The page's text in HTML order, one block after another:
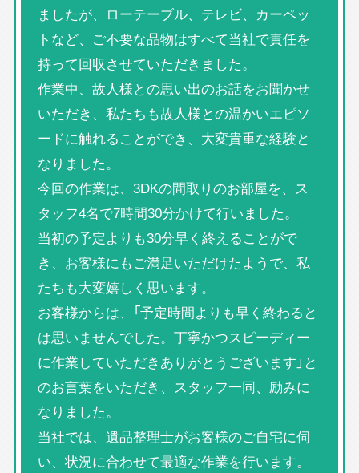
ましたが、ローテーブル、テレビ、カーペッ
トなど、ご不要な品物はすべて当社で責任を
持って回収させていただきました。
作業中、故人様との思い出のお話をお聞かせ
いただき、私たちも故人様との温かいエピソ
ードに触れることができ、大変貴重な経験と
なりました。
今回の作業は、3DKの間取りのお部屋を、ス
タッフ4名で7時間30分かけて行いました。
当初の予定よりも30分早く終えることがで
き、お客様にもご満足いただけたようで、私
たちも大変嬉しく思います。
お客様からは、「予定時間よりも早く終わると
は思いませんでした。丁寧かつスピーディー
に作業していただきありがとうございます」と
のお言葉をいただき、スタッフ一同、励みに
なりました。
当社では、遺品整理士がお客様のご自宅に伺
い、状況に合わせて最適な作業を行います。